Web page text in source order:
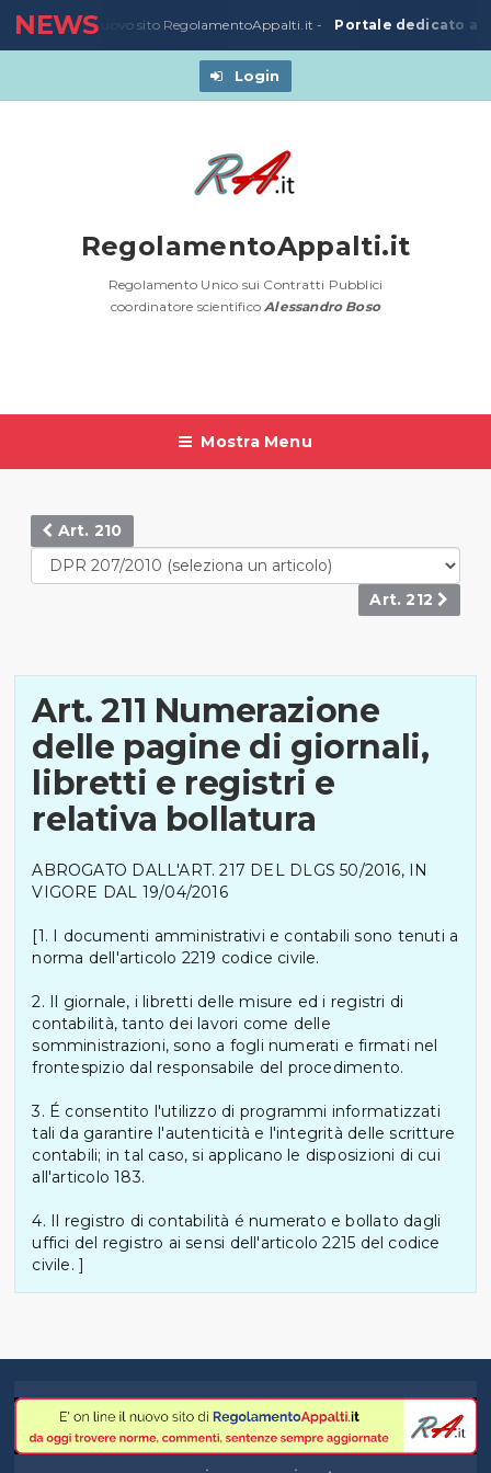
NEWS
03/2020-Nuovo sito RegolamentoAppalti.it - Portale dedicato
Login
RegolamentoAppalti.it
Regolamento Unico sui Contratti Pubblici
coordinatore scientificoAlessandro Boso
Mostra Menu
Art. 210
Art. 212
Art. 211 Numerazione
delle pagine di giornali,
libretti e registri e
relativa bollatura
ABROGATO DALL'ART. 217 DEL DLGS 50/2016, IN
VIGORE DAL 19/04/2016
[1. I documenti amministrativi e contabili sono tenuti a
norma dell'articolo 2219 codice civile.
2. Il giornale, i libretti delle misure ed i registri di
contabilità, tanto dei lavori come delle
somministrazioni, sono a fogli numerati e firmati nel
frontespizio dal responsabile del procedimento.
3. É consentito l'utilizzo di programmi informatizzati
tali da garantire l'autenticità e l'integrità delle scritture
contabili; in tal caso, si applicano le disposizioni di cui
all'articolo 183.
4. Il registro di contabilità é numerato e bollato dagli
uffici del registro ai sensi dell'articolo 2215 del codice
civile. ]